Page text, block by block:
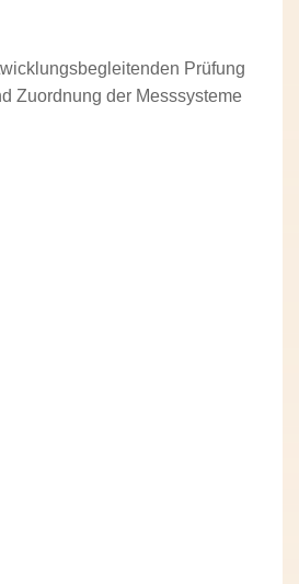
Prüfung
Zuordnung der Messsysteme